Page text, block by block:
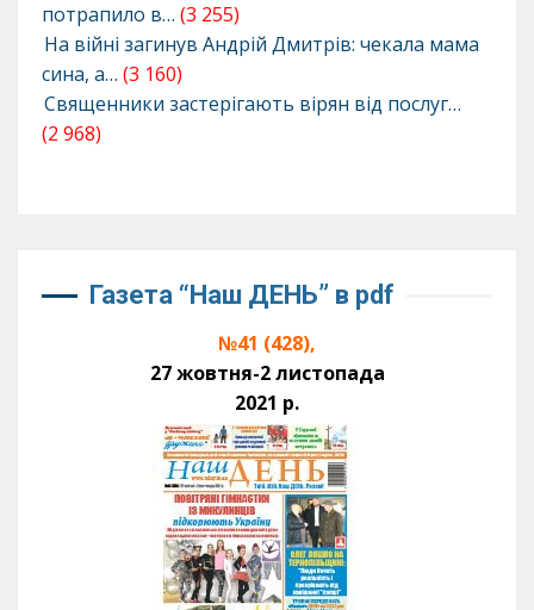
потрапило в… (3 255)
На війні загинув Андрій Дмитрів: чекала мама
сина, а… (3 160)
Священники застерігають вірян від послуг…
(2 968)
Газета “Наш ДЕНЬ” в pdf
№41 (428),
27 жовтня-2 листопада
2021 р.